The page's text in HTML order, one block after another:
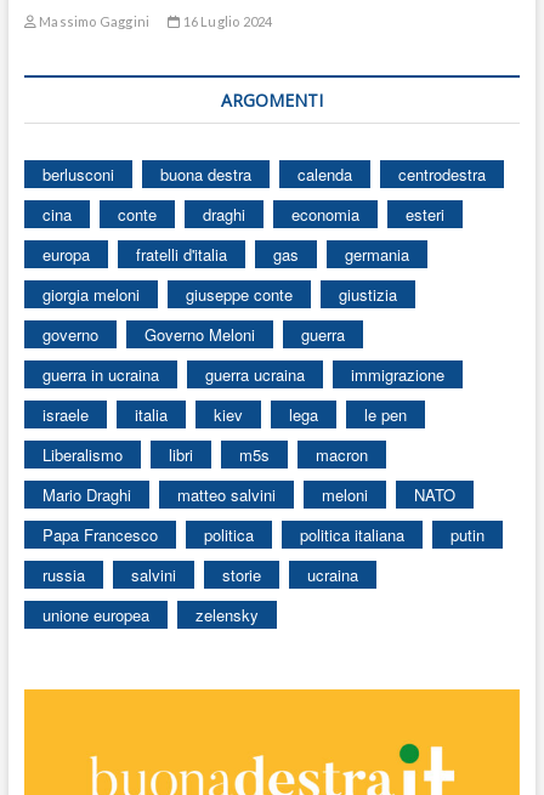
Massimo Gaggini 16 Luglio 2024
ARGOMENTI
berlusconi buona destra calenda
centrodestra
cina
conte draghi economia
esteri
europa
fratelli d'italia gas
germania
giorgia meloni
giuseppe conte
giustizia
governo
Governo Meloni
guerra
guerra in ucraina
guerra ucraina
immigrazione
israele
italia kiev lega
le pen
Liberalismo
libri m5s
macron
Mario Draghi
matteo salvini meloni
NATO
Papa Francesco
politica politica italiana
putin
russia
salvini storie
ucraina
unione europea
zelensky